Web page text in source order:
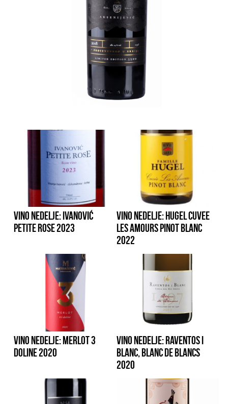
VINO NEDELJE: IVANOVIĆ
PETITE ROSE 2023
VINO NEDELJE: HUGEL CUVEE
LES AMOURS PINOT BLANC
2022
VINO NEDELJE: MERLOT 3
DOLINE 2020
VINO NEDELJE: RAVENTOS I
BLANC, BLANC DE BLANCS
2020